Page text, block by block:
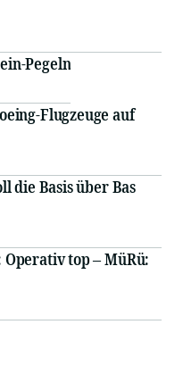
Pegeln
Flugzeuge auf
die Basis über Bas
top – MüRü: